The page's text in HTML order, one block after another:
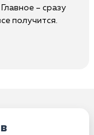
– сразу
получится.